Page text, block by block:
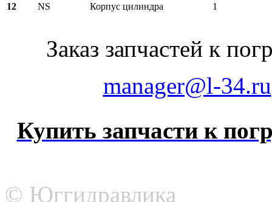
12 NS Корпус цилиндра 1
Заказ запчастей к
manager@l-34.ru
Купить запчасти к
© Юггидравлика